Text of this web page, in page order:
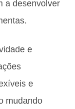
a desenvolver
e
e
mudando